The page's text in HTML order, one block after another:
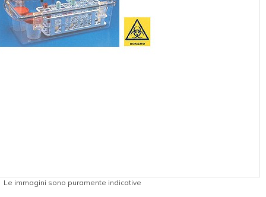
Le immagini sono puramente indicative